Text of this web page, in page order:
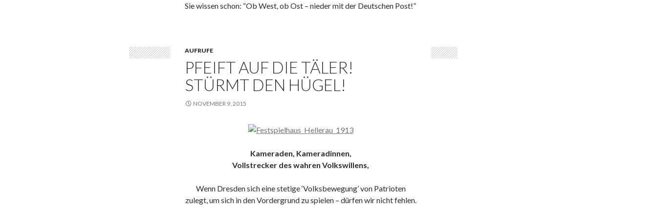
Sie wissen schon: “Ob West, ob Ost – nieder mit der Deutschen Post!”
AUFRUFE
PFEIFT AUF DIE TÄLER!
STÜRMT DEN HÜGEL!
NOVEMBER 9, 2015
Kameraden, Kameradinnen,
Vollstrecker des wahren Volkswillens,
Wenn Dresden sich eine stetige ‘Volksbewegung’ von Patrioten
zulegt, um sich in den Vordergrund zu spielen – dürfen wir nicht fehlen.